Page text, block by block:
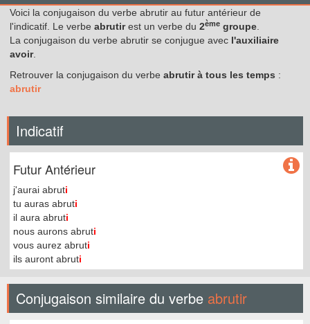
Voici la conjugaison du verbe abrutir au futur antérieur de
l'indicatif. Le verbe abrutirest un verbe du 2ème groupe
La conjugaison du verbe abrutir se conjugue avec l'auxiliaire
avoir.
Retrouver la conjugaison du verbe abrutir à tous les temps :
abrutir
Indicatif
Futur Antérieur
j'aurai abruti
tu auras abruti
il aura abruti
nous aurons abruti
vous aurez abruti
ils auront abruti
Conjugaison similaire du verbe abrutir